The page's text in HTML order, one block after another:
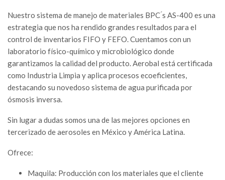
Nuestro sistema de manejo de materiales BPC ́s AS-400 es una
estrategia que nos ha rendido grandes resultados para el
control de inventarios FIFO y FEFO. Cuentamos con un
laboratorio físico-químico y microbiológico donde
garantizamos la calidad del producto. Aerobal está certificada
como Industria Limpia y aplica procesos ecoeficientes,
destacando su novedoso sistema de agua purificada por
ósmosis inversa.
Sin lugar a dudas somos una de las mejores opciones en
tercerizado de aerosoles en México y América Latina.
Ofrece:
Maquila: Producción con los materiales que el cliente